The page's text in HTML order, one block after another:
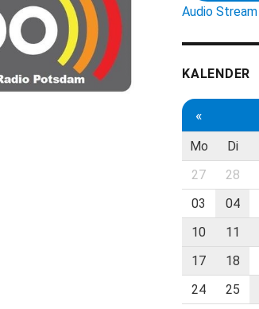
Audio Stream
KALENDER
«
Mo Di
27
28
03
04
10
11
17
18
24
25